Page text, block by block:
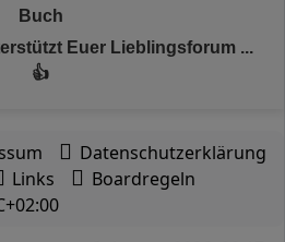
Buch
Euer Lieblingsforum ...
👍
Datenschutzerklärung
Links
Boardregeln